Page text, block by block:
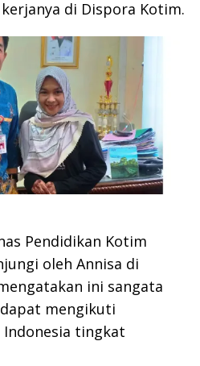
di Dispora Kotim.
Pendidikan Kotim
oleh Annisa di
ini sangata
mengikuti
tingkat